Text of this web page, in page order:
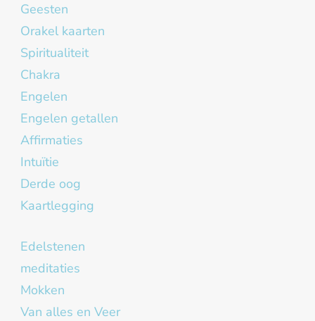
Geesten
Orakel kaarten
Spiritualiteit
Chakra
Engelen
Engelen getallen
Affirmaties
Intuïtie
Derde oog
Kaartlegging
Edelstenen
meditaties
Mokken
Van alles en Veer